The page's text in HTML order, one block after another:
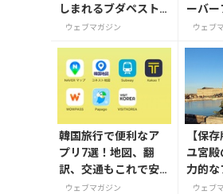
しまれるブダペスト
の愛称は何？
ウェブマガジン
ーバ
2026
ウェブ
韓国旅行で便利なア
プリ7選！地図、翻
訳、交通もこれで安
心ウェブマガジン
【保
ユ宮殿
力的な
殿/庭
ウェブ